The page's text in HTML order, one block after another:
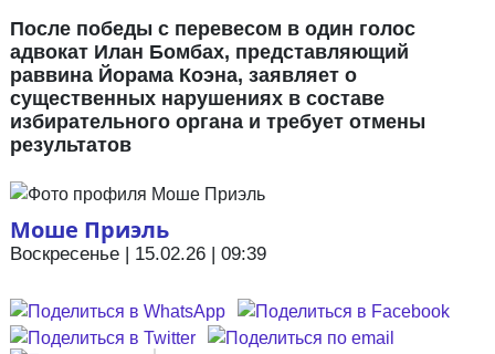
После победы с перевесом в один голос
адвокат Илан Бомбах, представляющий
раввина Йорама Коэна, заявляет о
существенных нарушениях в составе
избирательного органа и требует отмены
результатов
Моше Приэль
Воскресенье | 15.02.26 | 09:39